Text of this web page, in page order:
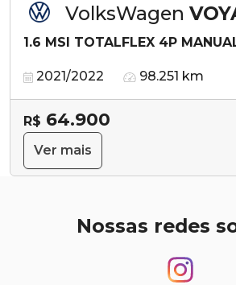
VolksWagen
1.6 MSI TOTALFLEX 4P
2021/2022 98.251 km
R$ 64.900
Ver mais
Nossas redes